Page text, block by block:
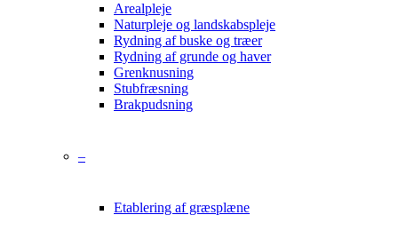
Arealpleje
Naturpleje og landskabspleje
Rydning af buske og træer
Rydning af grunde og haver
Grenknusning
Stubfræsning
Brakpudsning
–
Etablering af græsplæne